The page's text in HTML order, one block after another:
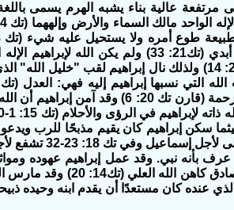
عالية بناء يشبه الهرم يسمى
العلي المرتفع (تك14: 22) وهو سرمدي أبدي (تك21:
واللطف والحق (تك 24: 27)- الحكمة والرحمة
الذي عنده كان مستعدًا أن يقدم ابنه